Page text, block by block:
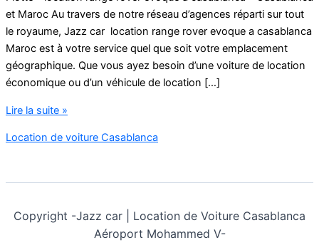
et Maroc Au travers de notre réseau d’agences réparti sur tout
le royaume, Jazz car location range rover evoque a casablanca
Maroc est à votre service quel que soit votre emplacement
géographique. Que vous ayez besoin d’une voiture de location
économique ou d’un véhicule de location […]
location
rover
Lire la suite »
Location de voiture Casablanca
Copyright -Jazz car | Location de Voiture Casablanca
Aéroport Mohammed V-